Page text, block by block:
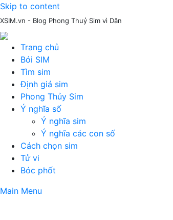
Skip to content
XSIM.vn - Blog Phong Thuỷ Sim vì Dân
Trang chủ
Bói SIM
Tìm sim
Định giá sim
Phong Thủy Sim
Ý nghĩa số
Ý nghĩa sim
Ý nghĩa các con số
Cách chọn sim
Tử vi
Bóc phốt
Main Menu